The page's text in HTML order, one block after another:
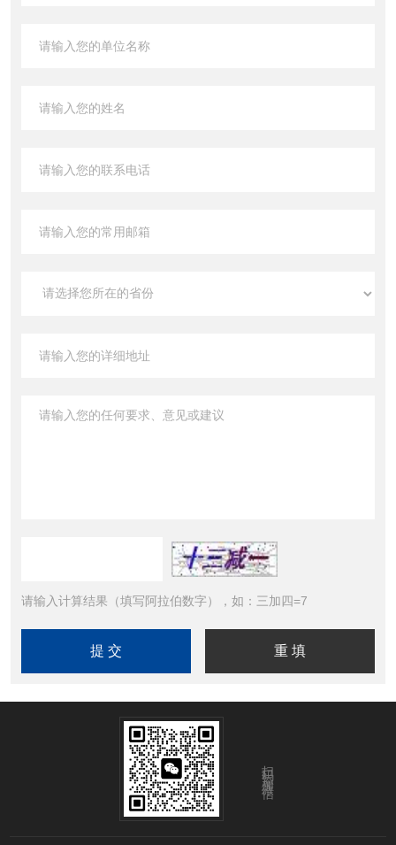
请输入计算结果（填写阿拉伯数字），如：三加四=7
扫码添加微信